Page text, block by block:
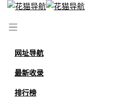
网址导航
最新收录
排行榜